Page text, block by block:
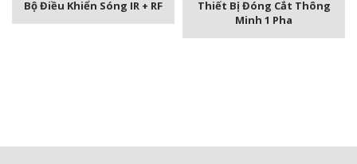
Bộ Điều Khiển Sóng IR + RF
Thiết Bị Đóng Cắt Thông
Minh 1 Pha